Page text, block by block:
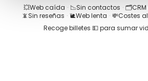
💥Web caída · 📉Sin contactos · 🗂️
📵Sin reseñas · 🐌Web lenta · 💸Costes
Recoge billetes 💵 para sumar